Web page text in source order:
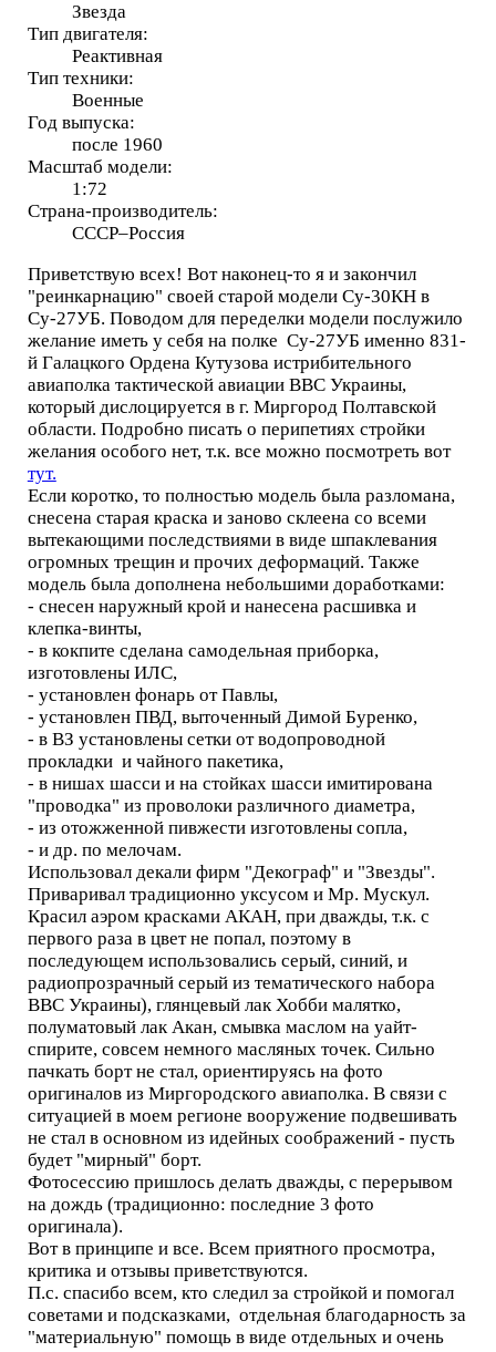
Звезда
Тип двигателя:
Реактивная
Тип техники:
Военные
Год выпуска:
после 1960
Масштаб модели:
1:72
Страна-производитель:
СССР–Россия
Приветствую всех! Вот наконец-то я и закончил
"реинкарнацию" своей старой модели Су-30КН в
Су-27УБ. Поводом для переделки модели послужило
желание иметь у себя на полке Су-27УБ именно 831-
й Галацкого Ордена Кутузова истрибительного
авиаполка тактической авиации ВВС Украины,
который дислоцируется в г. Миргород Полтавской
области. Подробно писать о перипетиях стройки
желания особого нет, т.к. все можно посмотреть вот
тут.
Если коротко, то полностью модель была разломана,
снесена старая краска и заново склеена со всеми
вытекающими последствиями в виде шпаклевания
огромных трещин и прочих деформаций. Также
модель была дополнена небольшими доработками:
- снесен наружный крой и нанесена расшивка и
клепка-винты,
- в кокпите сделана самодельная приборка,
изготовлены ИЛС,
- установлен фонарь от Павлы,
- установлен ПВД, выточенный Димой Буренко,
- в ВЗ установлены сетки от водопроводной
прокладки и чайного пакетика,
- в нишах шасси и на стойках шасси имитирована
"проводка" из проволоки различного диаметра,
- из отожженной пивжести изготовлены сопла,
- и др. по мелочам.
Использовал декали фирм "Декограф" и "Звезды".
Приваривал традиционно уксусом и Мр. Мускул.
Красил аэром красками АКАН, при дважды, т.к. с
первого раза в цвет не попал, поэтому в
последующем использовались серый, синий, и
радиопрозрачный серый из тематического набора
ВВС Украины), глянцевый лак Хобби малятко,
полуматовый лак Акан, смывка маслом на уайт-
спирите, совсем немного масляных точек. Сильно
пачкать борт не стал, ориентируясь на фото
оригиналов из Миргородского авиаполка. В связи с
ситуацией в моем регионе вооружение подвешивать
не стал в основном из идейных соображений - пусть
будет "мирный" борт.
Фотосессию пришлось делать дважды, с перерывом
на дождь (традиционно: последние 3 фото
оригинала).
Вот в принципе и все. Всем приятного просмотра,
критика и отзывы приветствуются.
П.с. спасибо всем, кто следил за стройкой и помогал
советами и подсказками, отдельная благодарность за
"материальную" помощь в виде отдельных и очень